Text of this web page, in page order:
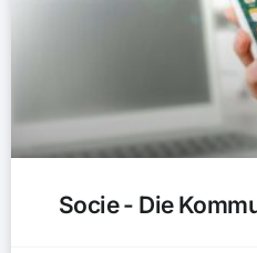
Socie - Die